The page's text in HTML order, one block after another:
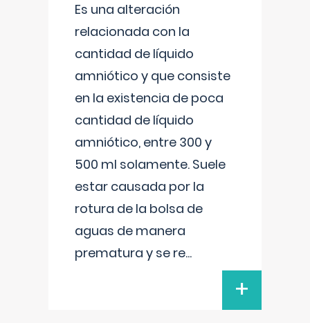
Es una alteración
relacionada con la
cantidad de líquido
amniótico y que consiste
en la existencia de poca
cantidad de líquido
amniótico, entre 300 y
500 ml solamente. Suele
estar causada por la
rotura de la bolsa de
aguas de manera
prematura y se re...
+